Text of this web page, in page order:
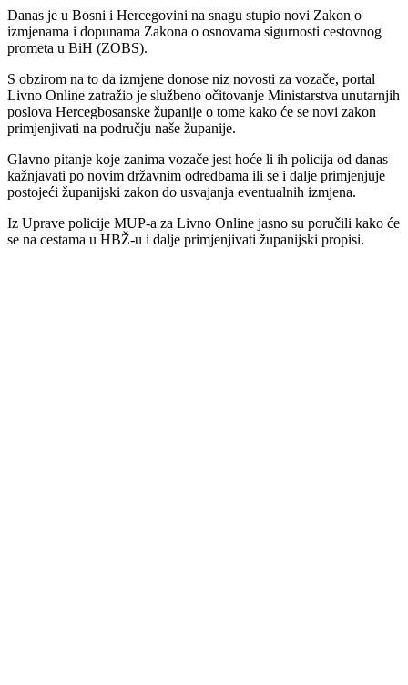
Danas je u Bosni i Hercegovini na snagu stupio novi Zakon o
izmjenama i dopunama Zakona o osnovama sigurnosti cestovnog
prometa u BiH (ZOBS).
S obzirom na to da izmjene donose niz novosti za vozače, portal
Livno Online zatražio je službeno očitovanje Ministarstva unutarnjih
poslova Hercegbosanske županije o tome kako će se novi zakon
primjenjivati na području naše županije.
Glavno pitanje koje zanima vozače jest hoće li ih policija od danas
kažnjavati po novim državnim odredbama ili se i dalje primjenjuje
postojeći županijski zakon do usvajanja eventualnih izmjena.
Iz Uprave policije MUP-a za Livno Online jasno su poručili kako će
se na cestama u HBŽ-u i dalje primjenjivati županijski propisi.